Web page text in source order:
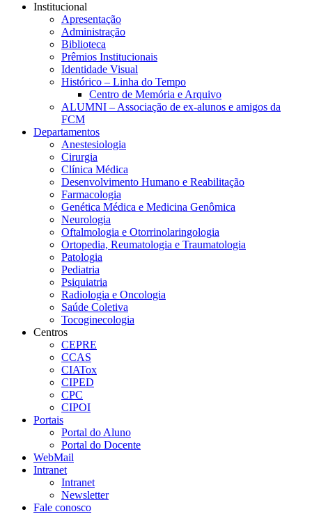
Institucional
Apresentação
Administração
Biblioteca
Prêmios Institucionais
Identidade Visual
Histórico – Linha do Tempo
Centro de Memória e Arquivo
ALUMNI – Associação de ex-alunos e amigos da
FCM
Departamentos
Anestesiologia
Cirurgia
Clínica Médica
Desenvolvimento Humano e Reabilitação
Farmacologia
Genética Médica e Medicina Genômica
Neurologia
Oftalmologia e Otorrinolaringologia
Ortopedia, Reumatologia e Traumatologia
Patologia
Pediatria
Psiquiatria
Radiologia e Oncologia
Saúde Coletiva
Tocoginecologia
Centros
CEPRE
CCAS
CIATox
CIPED
CPC
CIPOI
Portais
Portal do Aluno
Portal do Docente
WebMail
Intranet
Intranet
Newsletter
Fale conosco